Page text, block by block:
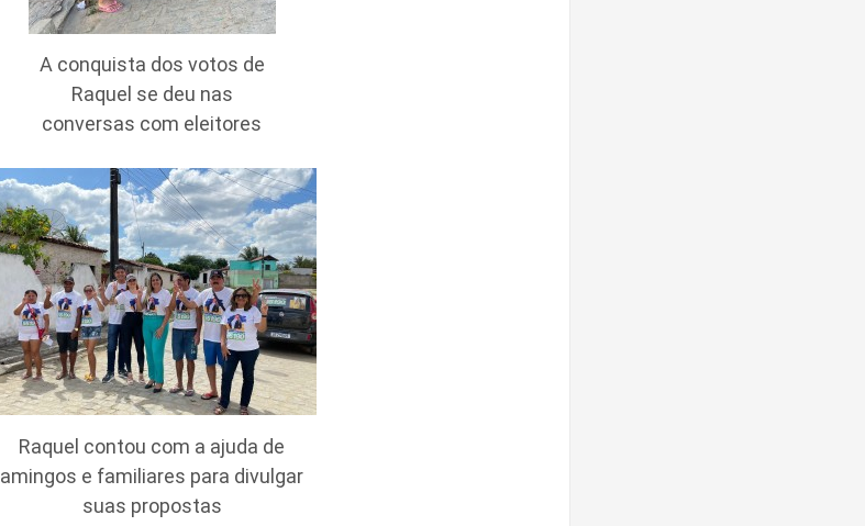
A conquista dos votos de
Raquel se deu nas
conversas com eleitores
Raquel contou com a ajuda de
amingos e familiares para divulgar
suas propostas